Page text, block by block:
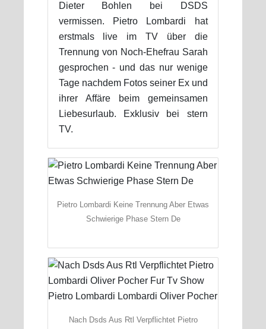
Dieter Bohlen bei DSDS
vermissen. Pietro Lombardi hat
erstmals live im TV über die
Trennung von Noch-Ehefrau Sarah
gesprochen - und das nur wenige
Tage nachdem Fotos seiner Ex und
ihrer Affäre beim gemeinsamen
Liebesurlaub. Exklusiv bei stern
TV.
Pietro Lombardi Keine Trennung Aber Etwas
Schwierige Phase Stern De
Nach Dsds Aus Rtl Verpflichtet Pietro